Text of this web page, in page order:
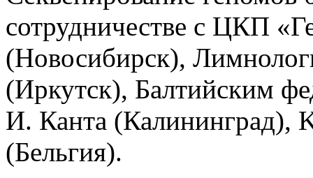
сотрудничестве с ЦКП
(Новосибирск),
(Иркутск), Балтийским
И. Канта (Калининград),
(Бельгия).